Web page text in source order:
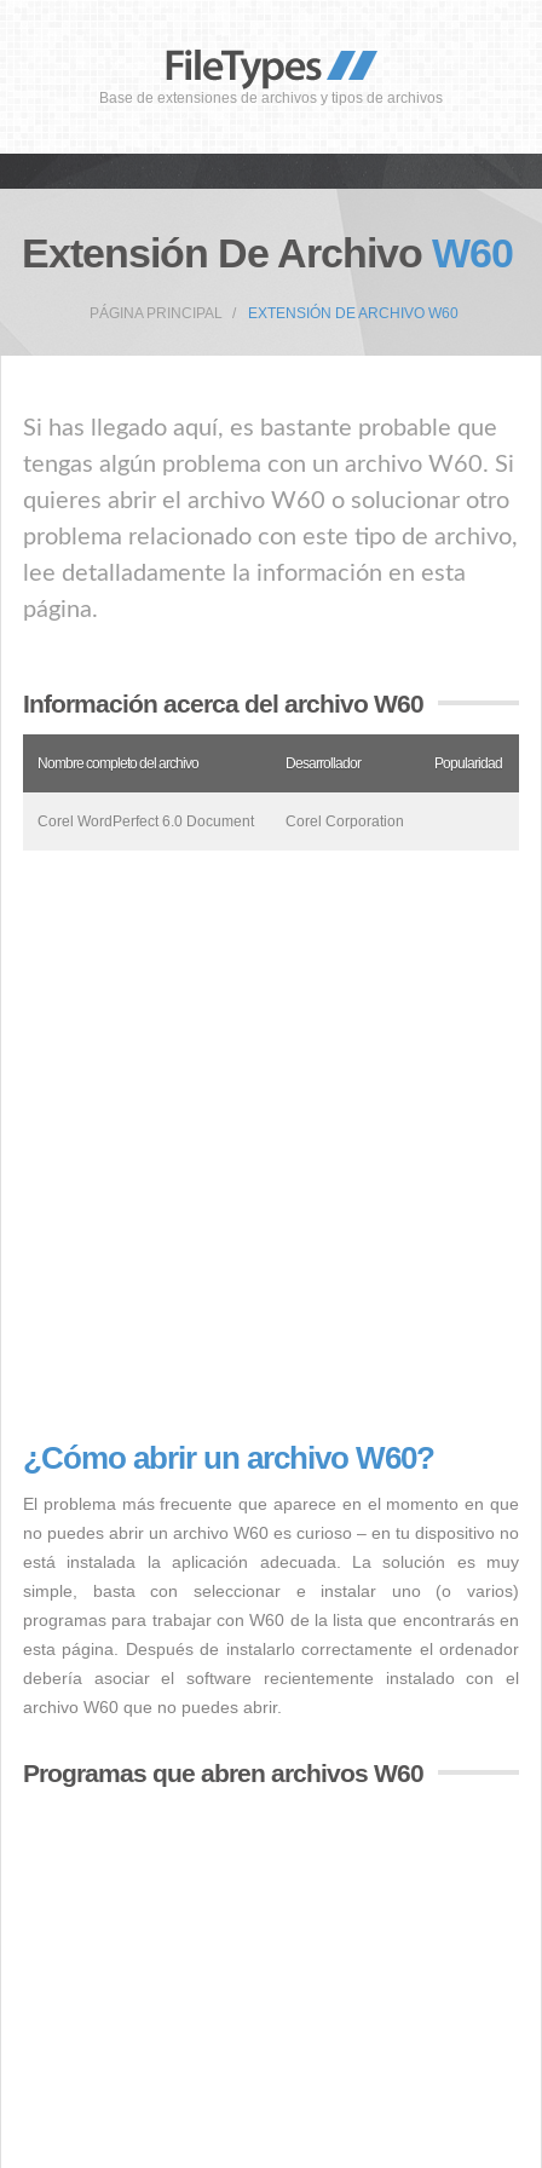
Base de extensiones de archivos y tipos de archivos
Extensión De Archivo W60
PÁGINA PRINCIPAL EXTENSIÓN DE ARCHIVO W60
Si has llegado aquí, es bastante probable que
tengas algún problema con un archivo W60. Si
quieres abrir el archivo W60 o solucionar otro
problema relacionado con este tipo de archivo,
lee detalladamente la información en esta
página.
Información acerca del archivo W60
Nombre completo del archivo Desarrollador Popularidad
Corel WordPerfect 6.0 Document Corel Corporation
¿Cómo abrir un archivo W60?
El problema más frecuente que aparece en el momento en que
no puedes abrir un archivo W60 es curioso – en tu dispositivo no
está instalada la aplicación adecuada. La solución es muy
simple, basta con seleccionar e instalar uno (o varios)
programas para trabajar con W60 de la lista que encontrarás en
esta página. Después de instalarlo correctamente el ordenador
debería asociar el software recientemente instalado con el
archivo W60 que no puedes abrir.
Programas que abren archivos W60